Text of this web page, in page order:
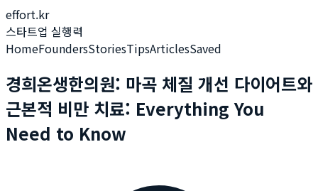
effort.kr
스타트업 실행력
HomeFoundersStoriesTipsArticlesSaved
경희온생한의원: 마곡 체질 개선 다이어트와
근본적 비만 치료: Everything You
Need to Know